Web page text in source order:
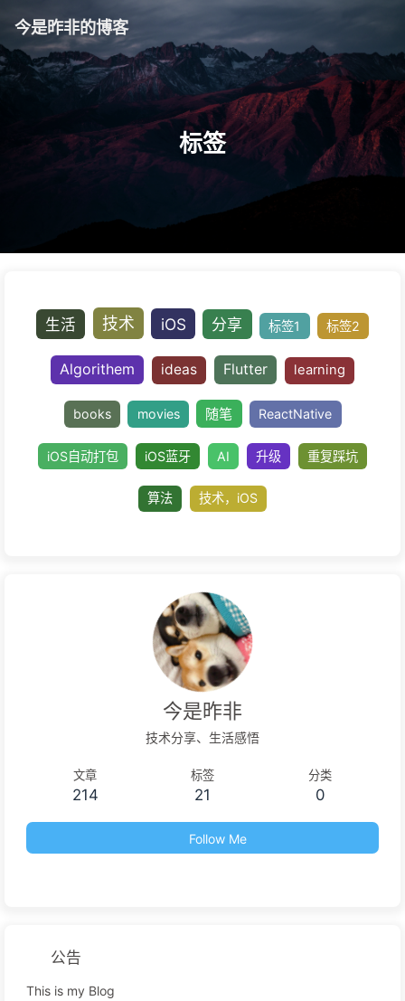
今是昨非的博客
标签
生活 技术 iOS 分享 标签1
Algorithem Flutter
movies 随笔
今是昨非
技术分享、生活感悟
文章
214
标签
21
分类
0
Follow Me
公告
This is my Blog